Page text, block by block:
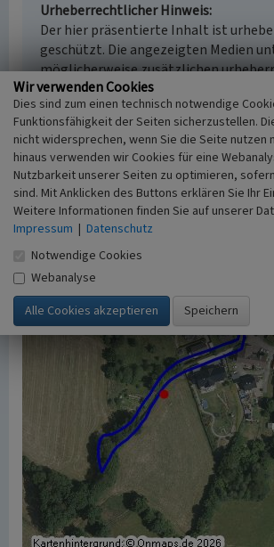
Urheberrechtlicher Hinweis
Der hier präsentierte Inhalt ist
geschützt. Die angezeigten Medien
möglicherweise zusätzlichen
Bedingungen, die an diesen
Empfohlene Zitierweise
„Hohlweg bei Pixwaag”. In: KuLaDig,
Kultur.Landschaft.Digital. URL:
https://www.kuladig.de/
20080722-0008(Abgerufen: 9. August
Wir verwenden Cookies
Dies sind zum einen technisch notwendige
Funktionsfähigkeit der Seiten sicherzustellen.
nicht widersprechen, wenn Sie die Seite nutzen
hinaus verwenden wir Cookies für eine
Nutzbarkeit unserer Seiten zu optimieren,
sind. Mit Anklicken des Buttons erklären Sie Ihr
Weitere Informationen finden Sie auf unserer
Impressum | Datenschutz
Notwendige Cookies
Webanalyse